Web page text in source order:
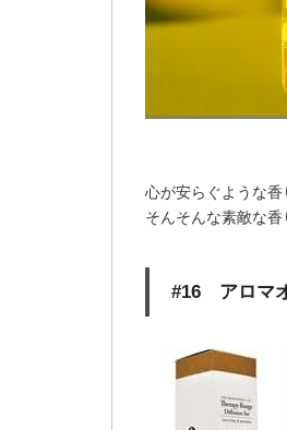
心が安らぐような香
そんそんな素敵な
#16 アロマ